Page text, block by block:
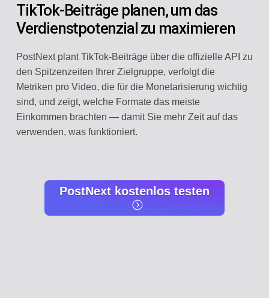
TikTok-Beiträge planen, um das
Verdienstpotenzial zu maximieren
PostNext plant TikTok-Beiträge über die offizielle API zu
den Spitzenzeiten Ihrer Zielgruppe, verfolgt die
Metriken pro Video, die für die Monetarisierung wichtig
sind, und zeigt, welche Formate das meiste
Einkommen brachten — damit Sie mehr Zeit auf das
verwenden, was funktioniert.
PostNext kostenlos testen